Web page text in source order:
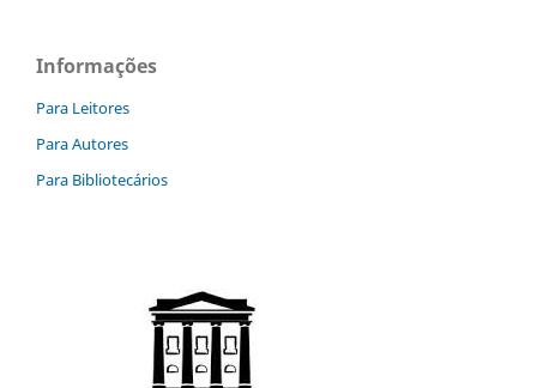
Informações
Para Leitores
Para Autores
Para Bibliotecários